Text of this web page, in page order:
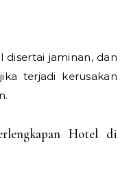
jaminan, dan
terjadi kerusakan
Hotel di